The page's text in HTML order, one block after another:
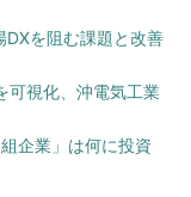
DXを阻む課題と改善
可視化、沖電気工業
企業」は何に投資